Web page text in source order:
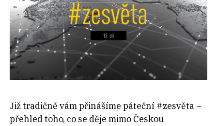
Již tradičně vám přinášíme páteční #zesvěta –
přehled toho, co se děje mimo Českou